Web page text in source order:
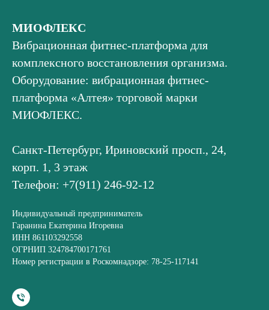
МИОФЛЕКС
Вибрационная фитнес-платформа для
комплексного восстановления организма.
Оборудование: вибрационная фитнес-
платформа «Алтея» торговой марки
МИОФЛЕКС.
Санкт-Петербург, Ириновский просп., 24,
корп. 1, 3 этаж
Телефон: +7(911) 246-92-12
Индивидуальный предприниматель
Гаранина Екатерина Игоревна
ИНН 861103292558
ОГРНИП 324784700171761
Номер регистрации в Роскомнадзоре: 78-25-117141